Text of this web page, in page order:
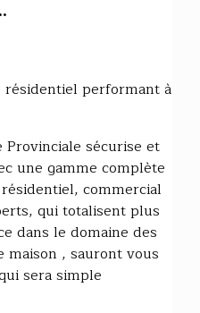
performant à
sécurise et
une gamme complète
commercial
qui totalisent plus
dans le domaine des
maison , sauront vous
sera simple